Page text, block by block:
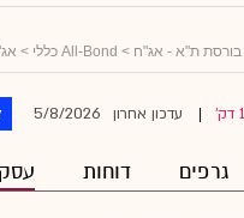
בורסת ת"א - אג"ח > All-Bond כללי >
עדכון אחרון 5/8/2026
גרפים דוחות